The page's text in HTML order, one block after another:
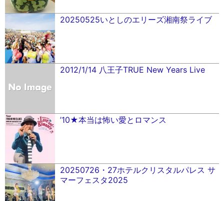
20250525いとしのエリーズ湘南祭ライブ
2012/1/14 八王子TRUE New Years Live
’10★本当は怖い愛とロマンス
20250726・27ホテルクリスタルパレス サ
マーフェスタ2025